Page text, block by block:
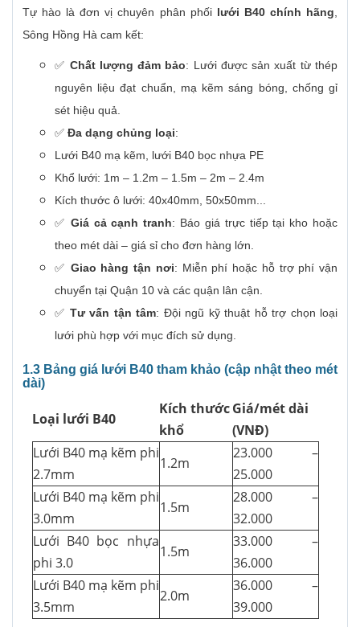
Tự hào là đơn vị chuyên phân phối lưới B40 chính hãng
Sông Hồng Hà cam kết:
✅ Chất lượng đảm bảo: Lưới được sản xuất từ thép
nguyên liệu đạt chuẩn, mạ kẽm sáng bóng, chống gỉ
sét hiệu quả.
✅ Đa dạng chủng loại:
Lưới B40 mạ kẽm, lưới B40 bọc nhựa PE
Khổ lưới: 1m – 1.2m – 1.5m – 2m – 2.4m
Kích thước ô lưới: 40x40mm, 50x50mm...
✅ Giá cả cạnh tranh: Báo giá trực tiếp tại kho hoặc
theo mét dài – giá sỉ cho đơn hàng lớn.
✅ Giao hàng tận nơi: Miễn phí hoặc hỗ trợ phí vận
chuyển tại Quận 10 và các quận lân cận.
✅ Tư vấn tận tâm: Đội ngũ kỹ thuật hỗ trợ chọn loại
lưới phù hợp với mục đích sử dụng.
1.3 Bảng giá lưới B40 tham khảo (cập nhật theo mét
dài)
Loại lưới B40
Kích thước
khổ
Giá/mét dài
(VNĐ)
Lưới B40 mạ kẽm phi
2.7mm
1.2m
23.000 –
25.000
Lưới B40 mạ kẽm phi
3.0mm
1.5m
28.000 –
32.000
Lưới B40 bọc nhựa
phi 3.0
1.5m
33.000 –
36.000
Lưới B40 mạ kẽm phi
3.5mm
2.0m
36.000 –
39.000